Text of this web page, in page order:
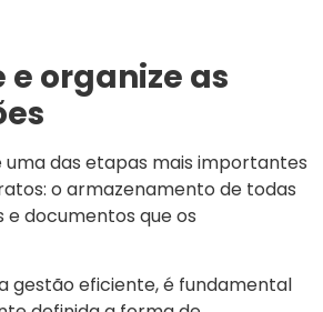
organize as
das etapas mais importantes
o armazenamento de todas
e documentos que os
gestão eficiente, é fundamental